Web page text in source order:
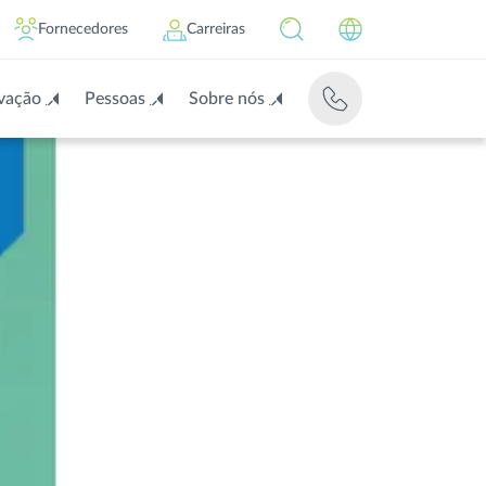
Fornecedores Carreiras
Pessoas Sobre nós